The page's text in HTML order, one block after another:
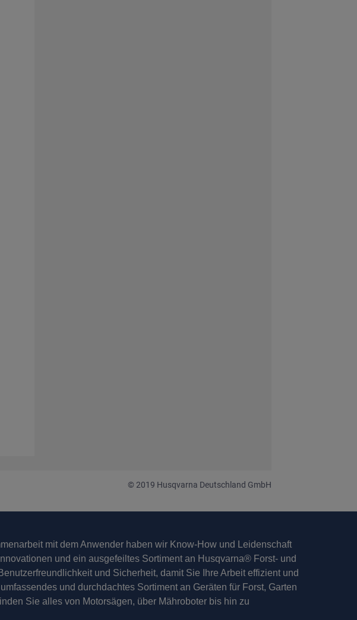
© 2019 Husqvarna Deutschland GmbH
mit dem Anwender haben wir Know-How und Leidenschaft
und ein ausgefeiltes Sortiment an Husqvarna® Forst- und
und Sicherheit, damit Sie Ihre Arbeit effizient und
und durchdachtes Sortiment an Geräten für Forst, Garten
Sie alles von Motorsägen, über Mähroboter bis hin zu